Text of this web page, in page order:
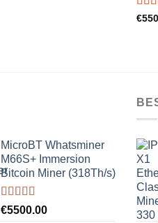
€
MicroBT Whatsminer
M66S+ Immersion
Bitcoin Miner (318Th/s)
Rated5.00
€5500.00